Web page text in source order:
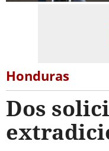
Honduras
Dos